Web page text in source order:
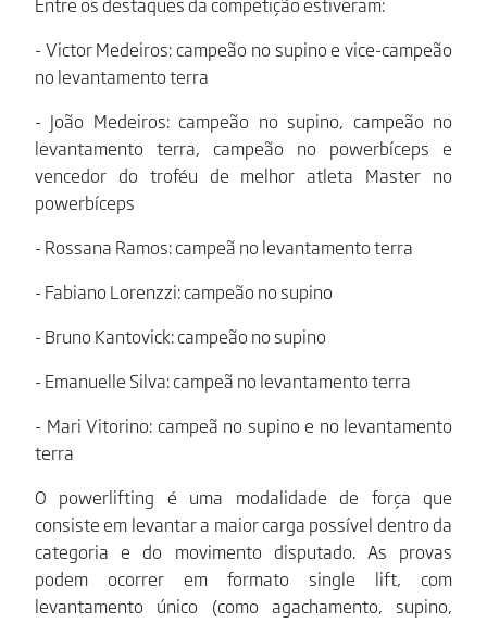
- Victor Medeiros: campeão no supino e vice-campeão
no levantamento terra
- João Medeiros: campeão no supino, campeão no
levantamento terra, campeão no powerbíceps e
vencedor do troféu de melhor atleta Master no
powerbíceps
- Rossana Ramos: campeã no levantamento terra
- Fabiano Lorenzzi: campeão no supino
- Bruno Kantovick: campeão no supino
- Emanuelle Silva: campeã no levantamento terra
- Mari Vitorino: campeã no supino e no levantamento
terra
O powerlifting é uma modalidade de força que
consiste em levantar a maior carga possível dentro da
categoria e do movimento disputado. As provas
podem ocorrer em formato single lift, com
levantamento único (como agachamento, supino,